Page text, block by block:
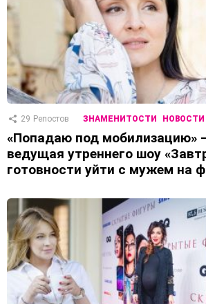
29 Репостов ЗНАМЕНИТОСТИ
«Попадаю под мобилизацию»
ведущая утреннего шоу
готовности уйти с мужем на